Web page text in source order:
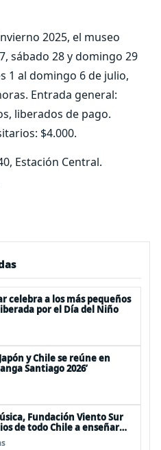
2025, el museo
sábado 28 y domingo 29
1 al domingo 6 de julio,
Entrada general:
liberados de pago.
$4.000.
Estación Central.
celebra a los más pequeños
por el Día del Niño
y Chile se reúne en
Santiago 2026’
Fundación Viento Sur
de todo Chile a enseñar
más pequeños